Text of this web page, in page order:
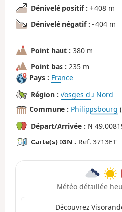
Dénivelé positif : + 408 m
Dénivelé négatif : - 404 m
Point haut : 380 m
Point bas : 235 m
Pays : France
Région : Vosges du Nord
Commune : Philippsbourg
Départ/Arrivée : N
Carte(s) IGN : Ref. 3713ET
Météo détaillée
Découvrez